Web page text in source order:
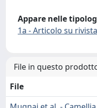
Appare nelle
1a - Articolo su rivista
File in questo
File